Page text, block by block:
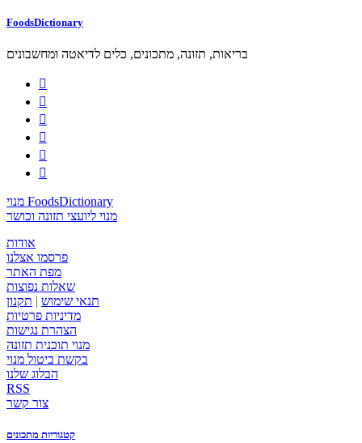
FoodsDictionary
בריאות, תזונה, מתכונים, כלים לדיאטה ומחשבונים






מנוי FoodsDictionary
מנוי ליועצי תזונה וכושר
אודות
פרסמו אצלנו
מפת האתר
שאלות נפוצות
תנאי שימוש | תקנון
מדיניות פרטיות
הצהרת נגישות
מנוי תוכנית תזונה
בקשת ביטול מנוי
הבלוג שלנו
RSS
צור קשר
קטגוריות מתכונים